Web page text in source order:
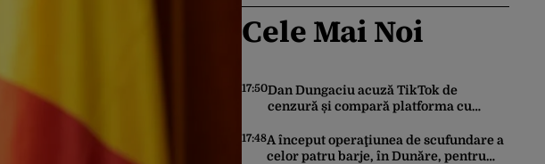
Cele Mai Noi
17:50Dan Dungaciu acuză TikTok de
cenzură și compară platforma cu
plânsu! Ne-am întors de unde am
plecat!”
17:48A început operaţiunea de scufundare a
celor patru barje, în Dunăre, pentru